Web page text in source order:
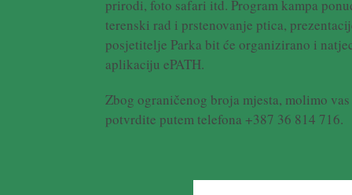
prirodi, foto safari itd. Program kampa
terenski rad i prstenovanje ptica,
posjetitelje Parka bit će organizirano i
aplikaciju ePATH.
Zbog ograničenog broja mjesta, molimo
potvrdite putem telefona +387 36 814 716.